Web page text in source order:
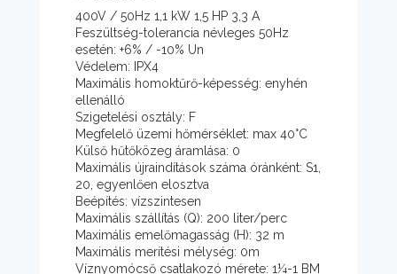
400V / 50Hz 1,1 kW 1,5 HP 3,3 A
Feszültség-tolerancia névleges 50Hz
esetén: +6% / -10% Un
Védelem: IPX4
Maximális homoktűrő-képesség: enyhén
ellenálló
Szigetelési osztály: F
Megfelelő üzemi hőmérséklet: max 40°C
Külső hűtőközeg áramlása: 0
Maximális újraindítások száma óránként: S1,
20, egyenlően elosztva
Beépítés: vízszintesen
Maximális szállítás (Q): 200 liter/perc
Maximális emelőmagasság (H): 32 m
Maximális merítési mélység: 0m
Víznyomócső csatlakozó mérete: 1¼-1 BM